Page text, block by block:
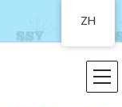
ZH